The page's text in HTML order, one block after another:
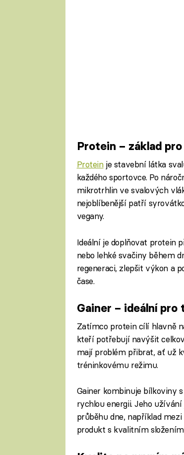
Protein – základ
Proteinje stavební látka
každého sportovce. Po
mikrotrhlin ve svalových
nejoblíbenější patří
vegany.
Ideální je doplňovat protein
nebo lehké svačiny během
regeneraci, zlepšit výkon a
čase.
Gainer – ideální
Zatímco protein cílí hlavně
kteří potřebují navýšit
mají problém přibrat, ať už
tréninkovému režimu.
Gainer kombinuje bílkoviny
rychlou energii. Jeho
průběhu dne, například
produkt s kvalitním